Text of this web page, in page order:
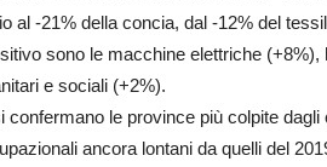
al -21% della concia, dal -12% del
sono le macchine elettriche (+8%),
e sociali (+2%).
confermano le province più colpite
ancora lontani da quelli del